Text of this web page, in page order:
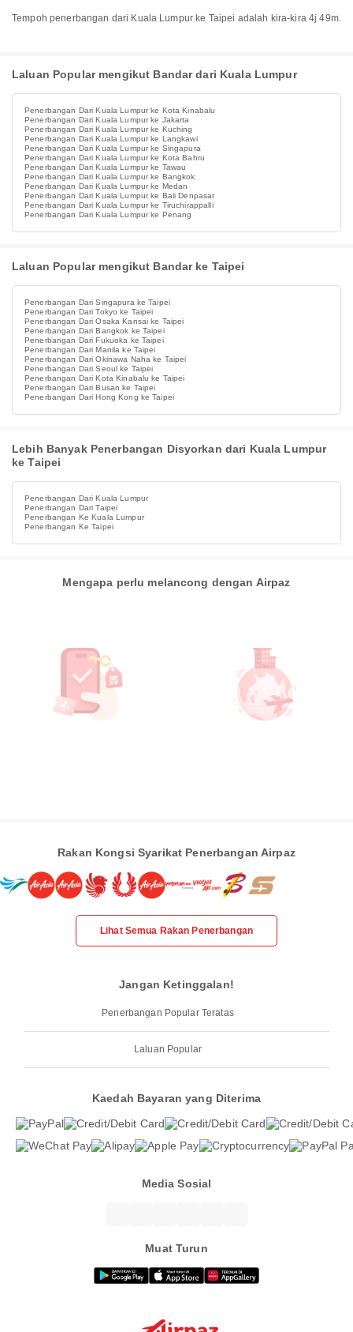
Tempoh penerbangan dari Kuala Lumpur ke Taipei adalah kira-kira 4j 49m.
Laluan Popular mengikut Bandar dari Kuala Lumpur
Penerbangan Dari Kuala Lumpur ke Kota Kinabalu
Penerbangan Dari Kuala Lumpur ke Jakarta
Penerbangan Dari Kuala Lumpur ke Kuching
Penerbangan Dari Kuala Lumpur ke Langkawi
Penerbangan Dari Kuala Lumpur ke Singapura
Penerbangan Dari Kuala Lumpur ke Kota Bahru
Penerbangan Dari Kuala Lumpur ke Tawau
Penerbangan Dari Kuala Lumpur ke Bangkok
Penerbangan Dari Kuala Lumpur ke Medan
Penerbangan Dari Kuala Lumpur ke Bali Denpasar
Penerbangan Dari Kuala Lumpur ke Tiruchirappalli
Penerbangan Dari Kuala Lumpur ke Penang
Laluan Popular mengikut Bandar ke Taipei
Penerbangan Dari Singapura ke Taipei
Penerbangan Dari Tokyo ke Taipei
Penerbangan Dari Osaka Kansai ke Taipei
Penerbangan Dari Bangkok ke Taipei
Penerbangan Dari Fukuoka ke Taipei
Penerbangan Dari Manila ke Taipei
Penerbangan Dari Okinawa Naha ke Taipei
Penerbangan Dari Seoul ke Taipei
Penerbangan Dari Kota Kinabalu ke Taipei
Penerbangan Dari Busan ke Taipei
Penerbangan Dari Hong Kong ke Taipei
Lebih Banyak Penerbangan Disyorkan dari Kuala Lumpur
ke Taipei
Penerbangan Dari Kuala Lumpur
Penerbangan Dari Taipei
Penerbangan Ke Kuala Lumpur
Penerbangan Ke Taipei
Mengapa perlu melancong dengan Airpaz
Rakan Kongsi Syarikat Penerbangan Airpaz
Lihat Semua Rakan Penerbangan
Jangan Ketinggalan!
Penerbangan Popular Teratas
Laluan Popular
Kaedah Bayaran yang Diterima
Media Sosial
Muat Turun